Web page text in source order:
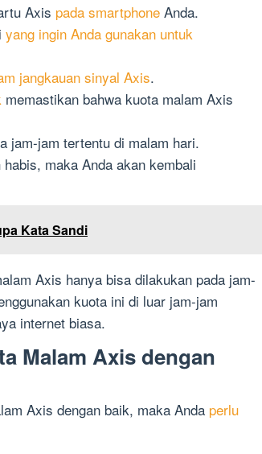
Axis pada smartphone Anda.
yang ingin Anda gunakan untuk
jangkauan sinyal Axis.
memastikan bahwa kuota malam Axis
jam-jam tertentu di malam hari.
maka Anda akan kembali
Kata Sandi
Axis hanya bisa dilakukan pada jam-
kuota ini di luar jam-jam
internet biasa.
Malam Axis dengan
Axis dengan baik, maka Anda perlu